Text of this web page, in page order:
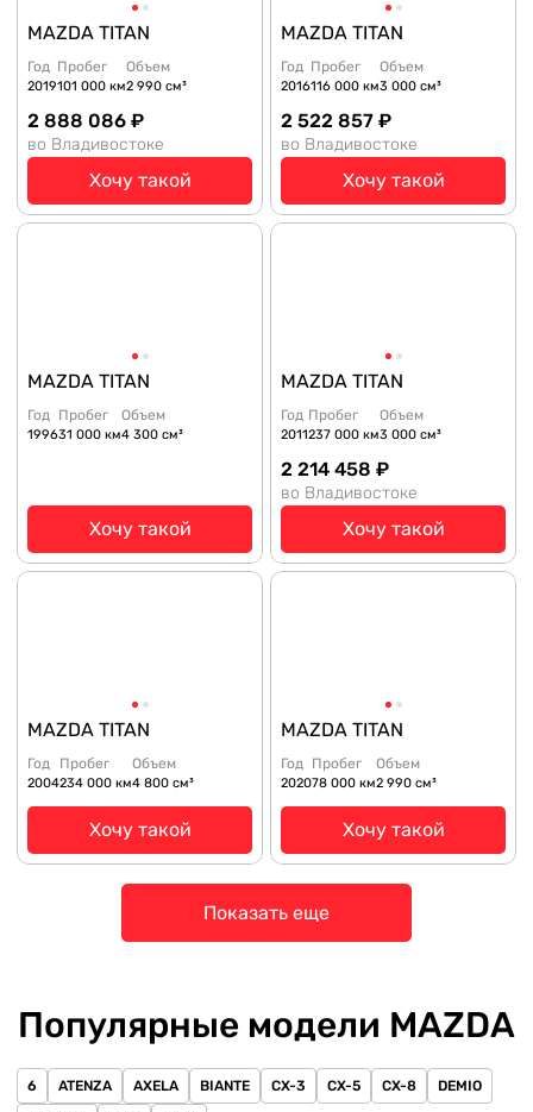
MAZDA TITAN
Год
2019
Пробег
101 000 км
Объем
2 990 см³
2 888 086 ₽
во Владивостоке
Хочу такой
MAZDA TITAN
Год
2016
Пробег
116 000 км
Объем
3 000 см³
2 522 857 ₽
во Владивостоке
Хочу такой
MAZDA TITAN
Год
1996
Пробег
31 000 км
Объем
4 300 см³
Хочу такой
MAZDA TITAN
Год
2011
Пробег
237 000 км
Объем
3 000 см³
2 214 458 ₽
во Владивостоке
Хочу такой
MAZDA TITAN
Год
2004
Пробег
234 000 км
Объем
4 800 см³
Хочу такой
MAZDA TITAN
Год
2020
Пробег
78 000 км
Объем
2 990 см³
Хочу такой
Показать еще
Популярные модели MAZDA
6 ATENZA AXELA BIANTE CX-3 CX-5 CX-8 DEMIO